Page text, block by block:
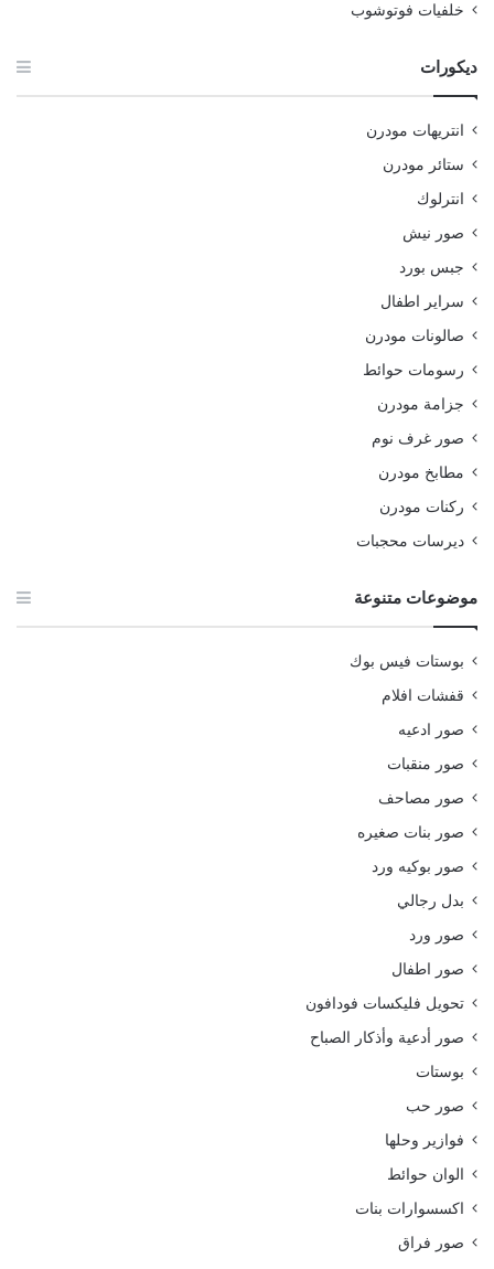
خلفيات فوتوشوب
ديكورات
انتريهات مودرن
ستائر مودرن
انترلوك
صور نيش
جبس بورد
سراير اطفال
صالونات مودرن
رسومات حوائط
جزامة مودرن
صور غرف نوم
مطابخ مودرن
ركنات مودرن
ديرسات محجبات
موضوعات متنوعة
بوستات فيس بوك
قفشات افلام
صور ادعيه
صور منقبات
صور مصاحف
صور بنات صغيره
صور بوكيه ورد
بدل رجالي
صور ورد
صور اطفال
تحويل فليكسات فودافون
صور أدعية وأذكار الصباح
بوستات
صور حب
فوازير وحلها
الوان حوائط
اكسسوارات بنات
صور فراق